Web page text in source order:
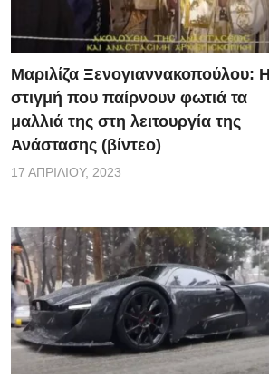
Μαριλίζα Ξενογιαννακοπούλου: Η
στιγμή που παίρνουν φωτιά τα
μαλλιά της στη λειτουργία της
Ανάστασης (βίντεο)
17 ΑΠΡΙΛΊΟΥ, 2023